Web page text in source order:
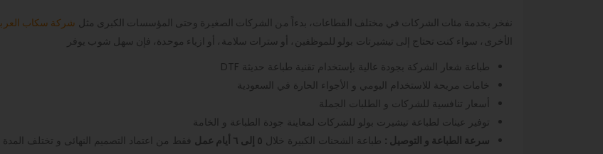
نفخر بخدمة مئات الشركات في مختلف القطاعات، بدءاً من الشركات الصغيرة وحتى المؤسسات الكبرى مثل شركة سكاب
الأخرى، سواء كنت تحتاج إلى تيشيرتات بولو للموظفين، أو سترات سلامة، أو ازياء موحدة، فإن سهل شوب يوفر
طباعة شعار الشركة بجودة عالية بإستخدام تقنية طباعة حديثة DTF
خامات مريحة للاستخدام اليومي و الأجواء الحارة في السعودية
أسعار تنافسية للشركات و الطلبات الجملة
توفير عينات لطباعة تيشيرت بولو للشركات لمعاينة جودة الطباعة و الخامة
سرعة الطباعة و التوصيل : طباعة الشحنات الكبيرة خلال ٥ إلى ٦ أيام عمل فقط من اعتماد التصميم النهائى و تختلف